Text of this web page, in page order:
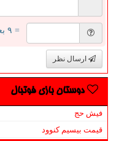
= ۹ بعلاوه ۱
ارسال نظر
دوستان بازی فوتبال
فیش حج
قیمت بیسیم کنوود